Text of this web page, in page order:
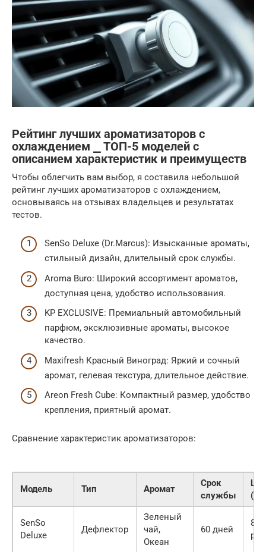
Рейтинг лучших ароматизаторов с
охлаждением ⎯ ТОП-5 моделей с
описанием характеристик и преимуществ
Чтобы облегчить вам выбор, я составила небольшой
рейтинг лучших ароматизаторов с охлаждением,
основываясь на отзывах владельцев и результатах
тестов.
SenSo Deluxe (Dr.Marcus): Изысканные ароматы,
стильный дизайн, длительный срок службы.
Aroma Buro: Широкий ассортимент ароматов,
доступная цена, удобство использования.
KP EXCLUSIVE: Премиальный автомобильный
парфюм, эксклюзивные ароматы, высокое
качество.
Maxifresh Красный Виноград: Яркий и сочный
аромат, гелевая текстура, длительное действие.
Areon Fresh Cube: Компактный размер, удобство
крепления, приятный аромат.
Сравнение характеристик ароматизаторов:
Модель Тип Аромат
Срок
службы
SenSo
Deluxe
Дефлектор
Зеленый
чай,
Океан
60 дней
руб.